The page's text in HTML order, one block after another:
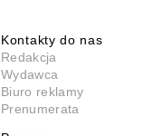
Kontakty do nas
Redakcja
Wydawca
Biuro reklamy
Prenumerata